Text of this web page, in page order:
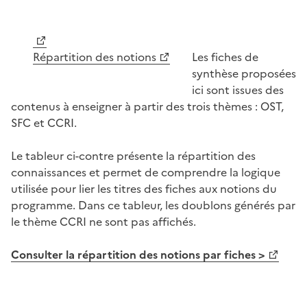
Répartition des notions
Les fiches de
synthèse proposées
ici sont issues des
contenus à enseigner à partir des trois thèmes : OST,
SFC et CCRI.
Le tableur ci-contre présente la répartition des
connaissances et permet de comprendre la logique
utilisée pour lier les titres des fiches aux notions du
programme. Dans ce tableur, les doublons générés par
le thème CCRI ne sont pas affichés.
Consulter la répartition des notions par fiches >